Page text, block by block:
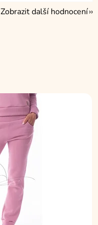
Zobrazit další hodnocení